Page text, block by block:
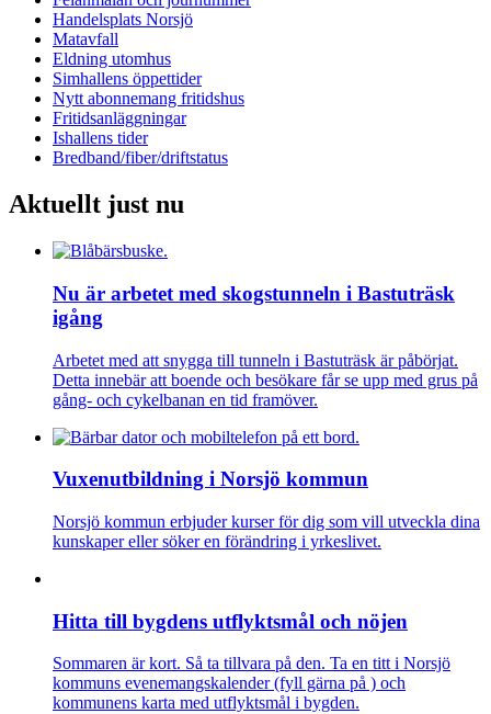
Handelsplats Norsjö
Matavfall
Eldning utomhus
Simhallens öppettider
Nytt abonnemang fritidshus
Fritidsanläggningar
Ishallens tider
Bredband/fiber/driftstatus
Aktuellt just nu
Nu är arbetet med skogstunneln i Bastuträsk
igång
Arbetet med att snygga till tunneln i Bastuträsk är påbörjat.
Detta innebär att boende och besökare får se upp med grus på
gång- och cykelbanan en tid framöver.
Vuxenutbildning i Norsjö kommun
Norsjö kommun erbjuder kurser för dig som vill utveckla dina
kunskaper eller söker en förändring i yrkeslivet.
Hitta till bygdens utflyktsmål och nöjen
Sommaren är kort. Så ta tillvara på den. Ta en titt i Norsjö
kommuns evenemangskalender (fyll gärna på ) och
kommunens karta med utflyktsmål i bygden.